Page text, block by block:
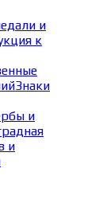
и
к
Знаки
и
и